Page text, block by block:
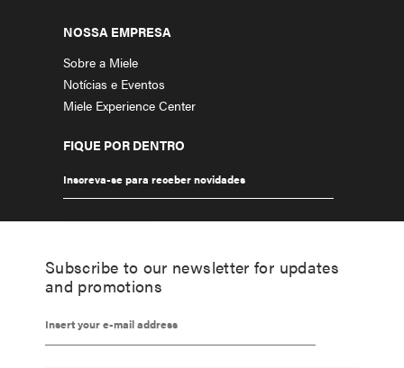
NOSSA EMPRESA
Sobre a Miele
Notícias e Eventos
Miele Experience Center
FIQUE POR DENTRO
Inscreva-se para receber novidades
Subscribe to our newsletter for updates
and promotions
Insert your e-mail address